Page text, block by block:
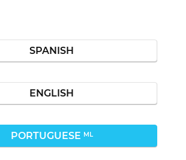
SPANISH
ENGLISH
PORTUGUESE ML